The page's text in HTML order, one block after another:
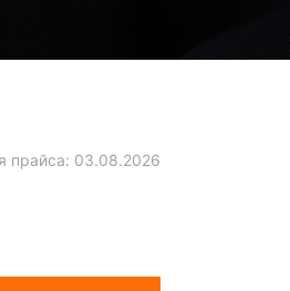
прайса: 03.08.2026